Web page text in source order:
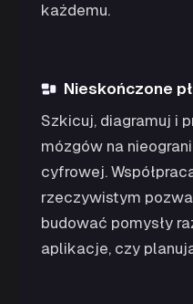
każdemu.
Nieskończone
Szkicuj, diagramuj i
mózgów na
cyfrowej.
rzeczywistym
budować pomysły
aplikacje, czy